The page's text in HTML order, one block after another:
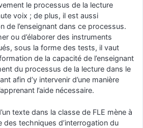
le processus de la lecture
voix ; de plus, il est aussi
de l’enseignant dans ce processus.
ou d’élaborer des instruments
sous la forme des tests, il vaut
de la capacité de l’enseignant
du processus de la lecture dans le
afin d’y intervenir d’une manière
l’aide nécessaire.
texte dans la classe de FLE mène à
des techniques d’interrogation du